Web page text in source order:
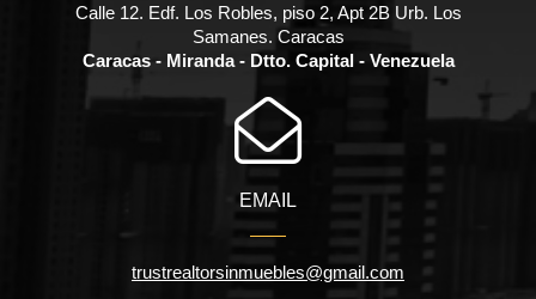
Calle 12. Edf. Los Robles, piso 2, Apt 2B Urb. Los
Samanes. Caracas
Caracas - Miranda - Dtto. Capital - Venezuela
EMAIL
trustrealtorsinmuebles@gmail.com